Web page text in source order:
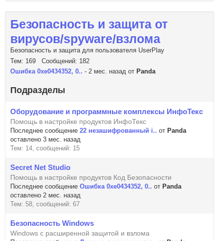
Безопасность и защита от
вирусов/spyware/взлома
Безопасность и защита для пользователя UserPlay
Тем: 169 Сообщений: 182
Ошибка 0xe0434352, 0.. - 2 мес. назад от Panda
Подразделы
Оборудование и программные комплексы ИнфоТекс
Помощь в настройке продуктов ИнфоТекс
Последнее сообщение 22 незашифрованный i.. от Panda
оставлено 3 мес. назад
Тем: 14, сообщений: 15
Secret Net Studio
Помощь в настройке продуктов Код Безопасности
Последнее сообщение Ошибка 0xe0434352, 0.. от Panda
оставлено 2 мес. назад
Тем: 58, сообщений: 67
Безопасность Windows
Windows с расширенной защитой и взлома